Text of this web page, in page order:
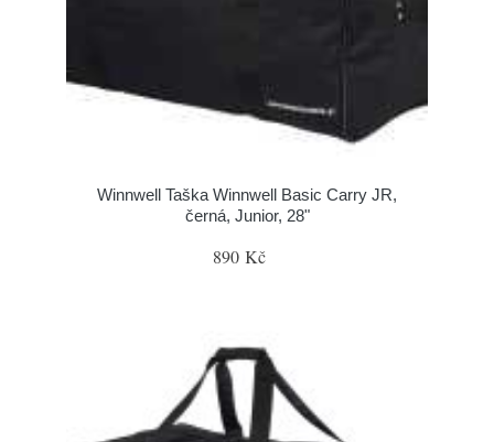
Winnwell Taška Winnwell Basic Carry JR,
černá, Junior, 28"
890 Kč